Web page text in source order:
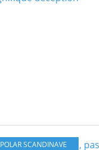
POLAR SCANDINAVE